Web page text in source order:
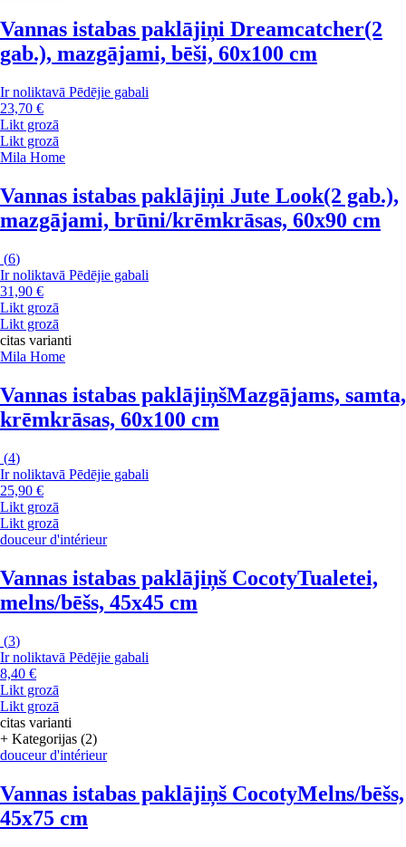
Vannas istabas paklājiņi Dreamcatcher(2
gab.), mazgājami, bēši, 60x100 cm
Ir noliktavā Pēdējie gabali
23,70 €
Likt grozā
Likt grozā
Mila Home
Vannas istabas paklājiņi Jute Look(2 gab.),
mazgājami, brūni/krēmkrāsas, 60x90 cm
(6)
Ir noliktavā Pēdējie gabali
31,90 €
Likt grozā
Likt grozā
citas varianti
Mila Home
Vannas istabas paklājiņšMazgājams, samta,
krēmkrāsas, 60x100 cm
(4)
Ir noliktavā Pēdējie gabali
25,90 €
Likt grozā
Likt grozā
douceur d'intérieur
Vannas istabas paklājiņš CocotyTualetei,
melns/bēšs, 45x45 cm
(3)
Ir noliktavā Pēdējie gabali
8,40 €
Likt grozā
Likt grozā
citas varianti
+ Kategorijas (2)
douceur d'intérieur
Vannas istabas paklājiņš CocotyMelns/bēšs,
45x75 cm